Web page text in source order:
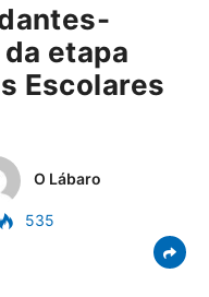
etapa
Escolares
O Lábaro
535